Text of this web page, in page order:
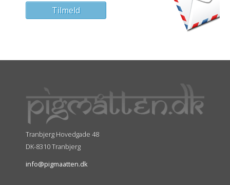
Tranbjerg Hovedgade 48
DK-8310 Tranbjerg
info@pigmaatten.dk